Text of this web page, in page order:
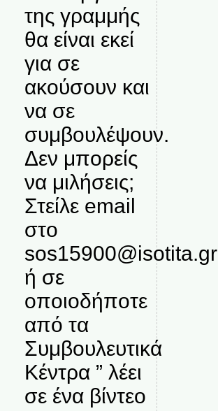
της γραμμής
θα είναι εκεί
για σε
ακούσουν και
να σε
συμβουλέψουν.
Δεν μπορείς
να μιλήσεις;
Στείλε email
στο
sos15900@isotita.gr
ή σε
οποιοδήποτε
από τα
Συμβουλευτικά
Κέντρα ” λέει
σε ένα βίντεο